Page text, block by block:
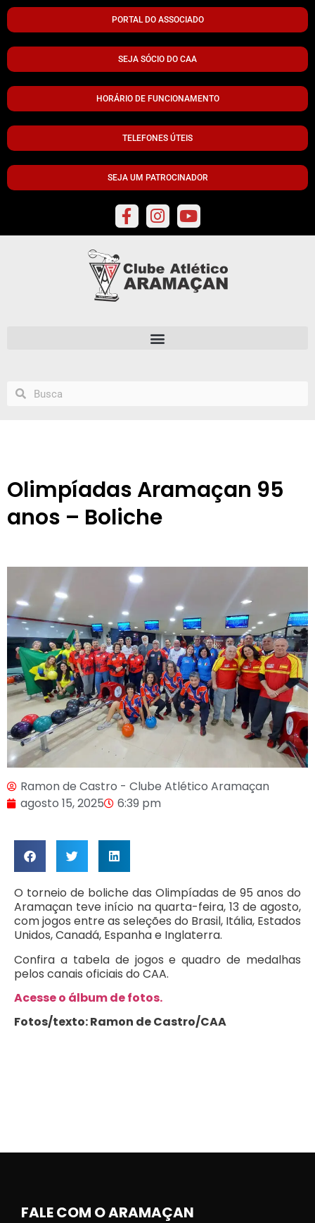
PORTAL DO ASSOCIADO
SEJA SÓCIO DO CAA
HORÁRIO DE FUNCIONAMENTO
TELEFONES ÚTEIS
SEJA UM PATROCINADOR
Olimpíadas Aramaçan 95
anos – Boliche
Ramon de Castro - Clube Atlético Aramaçan
agosto 15, 2025
6:39 pm
O torneio de boliche das Olimpíadas de 95 anos do
Aramaçan teve início na quarta-feira, 13 de agosto,
com jogos entre as seleções do Brasil, Itália, Estados
Unidos, Canadá, Espanha e Inglaterra.
Confira a tabela de jogos e quadro de medalhas
pelos canais oficiais do CAA.
Acesse o álbum de fotos.
Fotos/texto: Ramon de Castro/CAA
FALE COM O ARAMAÇAN